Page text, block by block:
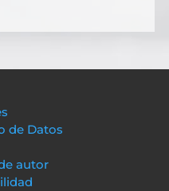
de Datos
autor